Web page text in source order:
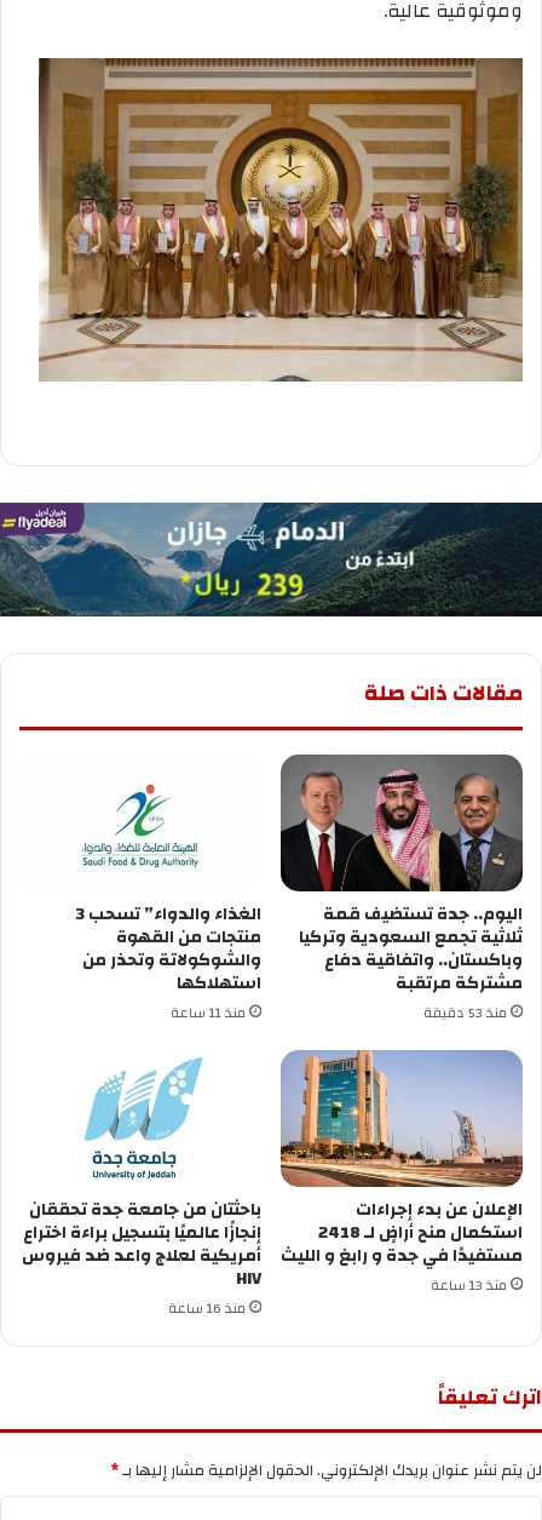
وموثوقية عالية.
مقالات ذات صلة
اليوم.. جدة تستضيف قمة
ثلاثية تجمع السعودية وتركيا
وباكستان.. واتفاقية دفاع
مشتركة مرتقبة
منذ 53 دقيقة
الغذاء والدواء” تسحب 3
منتجات من القهوة
والشوكولاتة وتحذر من
استهلاكها
منذ 11 ساعة
الإعلان عن ‏بدء إجراءات
استكمال منح أراضٍ لـ 2418
مستفيدًا في ⁧‫جدة‬⁩ و ⁧‫رابغ‬⁩ و ⁧‫الليث‬⁩
منذ 13 ساعة
باحثتان من جامعة جدة تحققان
إنجازًا عالميًا بتسجيل براءة اختراع
أمريكية لعلاج واعد ضد فيروس
HIV
منذ 16 ساعة
اترك تعليقاً
لن يتم نشر عنوان بريدك الإلكتروني.الحقول الإلزامية مشار إليها بـ*